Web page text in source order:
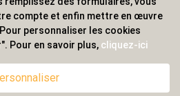
publicitaires, pour les
nationale, une
compte et enfin mettre en œuvre
personnaliser les cookies
Pour en savoir plus, cliquez-ici